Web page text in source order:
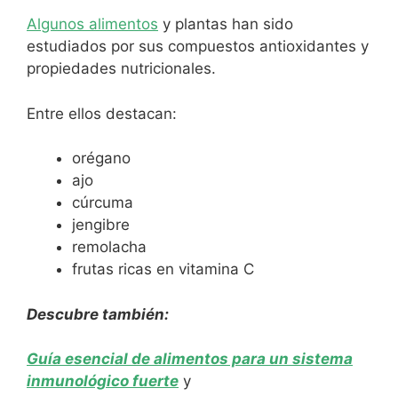
Algunos alimentos y plantas han sido
estudiados por sus compuestos antioxidantes y
propiedades nutricionales.
Entre ellos destacan:
orégano
ajo
cúrcuma
jengibre
remolacha
frutas ricas en vitamina C
Descubre también:
Guía esencial de alimentos para un sistema
inmunológico fuerte y